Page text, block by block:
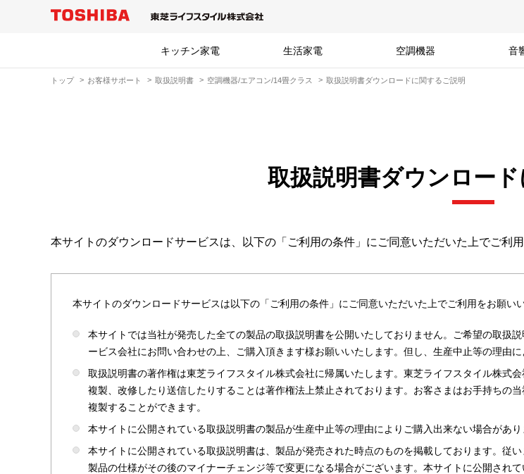
キッチン家電 生活家電 空調機器 音
トップ お客様サポート 取扱説明書 空調機器/エアコン/14畳クラス 取扱説明書ダウンロードに関するご説明
取扱説明書ダウンロー
本サイトのダウンロードサービスは、以下の「ご利用の条件」にご同意いただいた上でご利用
本サイトのダウンロードサービスは以下の「ご利用の条件」にご同意いただいた上でご利用をお願いい
本サイトでは当社が発売した全ての製品の取扱説明書を公開いたしておりません。ご希望の取扱
ービス会社にお問い合わせの上、ご購入頂きます様お願いいたします。但し、生産中止等の理由
取扱説明書の著作権は東芝ライフスタイル株式会社に帰属いたします。東芝ライフスタイル株式
複製、改修したり送信したりすることは著作権法上禁止されております。お客さまはお手持ちの
複製することができます。
本サイトに公開されている取扱説明書の製品が生産中止等の理由によりご購入出来ない場合があり
本サイトに公開されている取扱説明書は、製品が発売された時点のものを掲載しております。従
製品の仕様がその後のマイナーチェンジ等で変更になる場合がございます。本サイトに公開され